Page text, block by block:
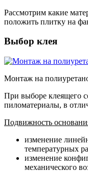
Рассмотрим какие
положить плитку на
Выбор клея
Монтаж на
При выборе клеящего
пиломатериалы, в
Подвижность
изменение
температурных
изменение
механического